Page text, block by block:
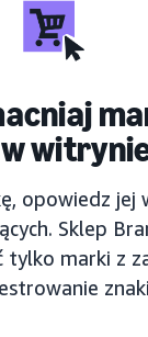
opowiedz jej
Sklep
tylko marki z